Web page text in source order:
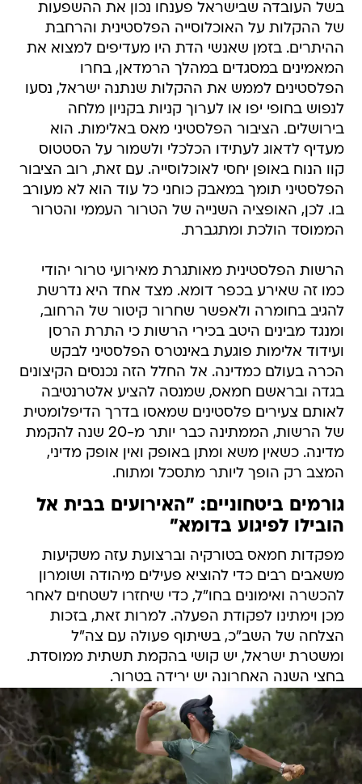
בשל העובדה שבישראל פענחו נכון את ההשפעות
של ההקלות על האוכלוסייה הפלסטינית והרחבת
ההיתרים. בזמן שאנשי הדת היו מעדיפים למצוא את
המאמינים במסגדים במהלך הרמדאן, בחרו
הפלסטינים לממש את ההקלות שנתנה ישראל, נסעו
לנפוש בחופי יפו או לערוך קניות בקניון מלחה
בירושלים. הציבור הפלסטיני מאס באלימות. הוא
מעדיף לדאוג לעתידו הכלכלי ולשמור על הסטטוס
קוו הנוח באופן יחסי לאוכלוסייה. עם זאת, רוב הציבור
הפלסטיני תומך במאבק כוחני כל עוד הוא לא מעורב
בו. לכן, האופציה השנייה של הטרור העממי והטרור
הממוסד הולכת ומתגברת.
הרשות הפלסטינית מאותגרת מאירועי טרור יהודי
כמו זה שאירע בכפר דומא. מצד אחד היא נדרשת
להגיב בחומרה ולאפשר שחרור קיטור של הרחוב,
ומנגד מבינים היטב בכירי הרשות כי התרת הרסן
ועידוד אלימות פוגעת באינטרס הפלסטיני לבקש
הכרה בעולם כמדינה. אל החלל הזה נכנסים הקיצונים
בגדה ובראשם חמאס, שמנסה להציע אלטרנטיבה
לאותם צעירים פלסטינים שמאסו בדרך הדיפלומטית
של הרשות, הממתינה כבר יותר מ-20 שנה להקמת
מדינה. כשאין משא ומתן באופק ואין אופק מדיני,
המצב רק הופך ליותר מתסכל ומתוח.
גורמים ביטחוניים: "האירועים בבית אל
הובילו לפיגוע בדומא"
מפקדות חמאס בטורקיה וברצועת עזה משקיעות
משאבים רבים כדי להוציא פעילים מיהודה ושומרון
להכשרה ואימונים בחו"ל, כדי שיחזרו לשטחים לאחר
מכן וימתינו לפקודת הפעלה. למרות זאת, בזכות
הצלחה של השב"כ, בשיתוף פעולה עם צה"ל
ומשטרת ישראל, יש קושי בהקמת תשתית ממוסדת.
בחצי השנה האחרונה יש ירידה בטרור.